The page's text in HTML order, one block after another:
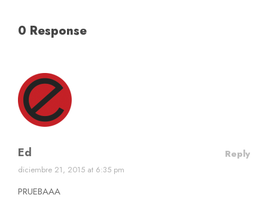
0 Response
Ed
diciembre 21, 2015 at 6:35 pm
Reply
PRUEBAAA